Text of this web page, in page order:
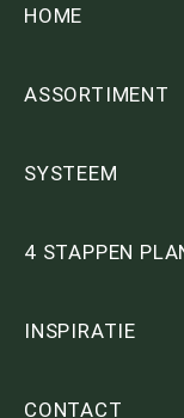
HOME
ASSORTIMENT
SYSTEEM
4 STAPPEN
INSPIRATIE
CONTACT